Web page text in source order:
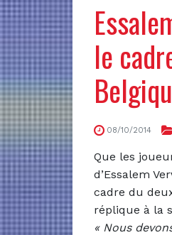
le
08/10/2014
Que les
d’Essalem
cadre du
réplique à la
« Nous